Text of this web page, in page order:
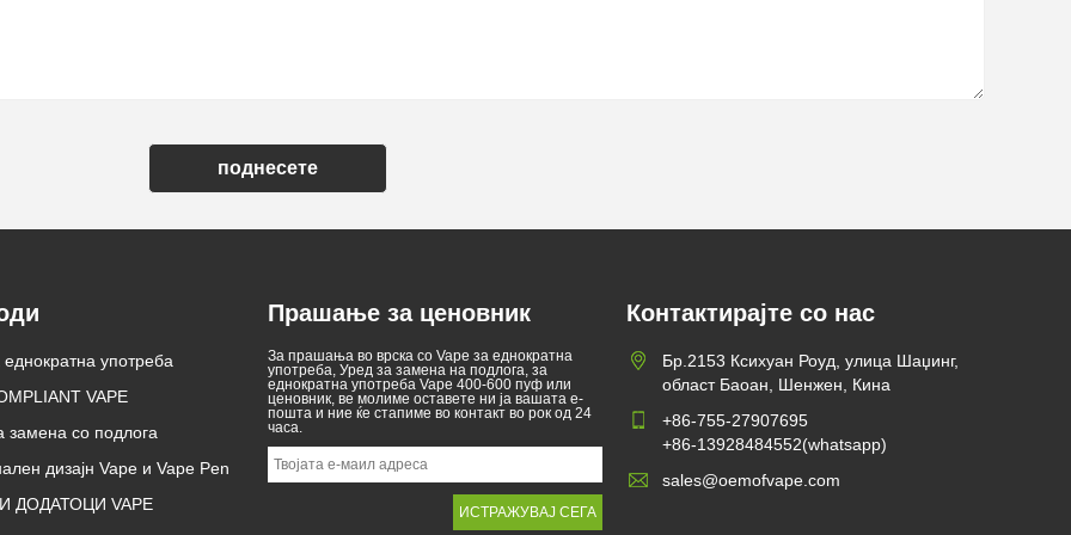
поднесете
прва земја на
употреба
прва земја на ЕУ за
продажба на варо од
да станат
средина.
на електронски
Закони за електронски цигари
во различни земји
2025/04/11
Електронските цигари станаа
на потрошувачите да го намалат
пушењето или да се откажат од
пушењето. Овој напис ги
илустрира законите и прописите
на електронските цигари според
различни земји. Покрај тоа, има
еднократна употреба
VAPE
замена со подлога
дизајн Vape и Vape Pen
ДОДАТОЦИ VAPE
Прашање за ценовник
За прашања во врска со Vape за еднократна
употреба, Уред за замена на подлога, за
еднократна употреба Vape 400-600 пуф или
ценовник, ве молиме оставете ни ја вашата е-
пошта и ние ќе стапиме во контакт во рок од 24
часа.
Контактирајте со нас
Бр.2153 Ксихуан Роуд, улица Шаџинг,
област Баоан, Шенжен, Кина
+86-755-27907695
+86-13928484552(whatsapp)
sales@oemofvape.com